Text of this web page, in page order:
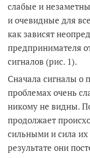
слабые и
и очевидные для
как зависят
предпринимателя
сигналов (рис. 1).
Сначала сигналы о
проблемах очень
никому не видны.
продолжает
сильными и сила их
результате они